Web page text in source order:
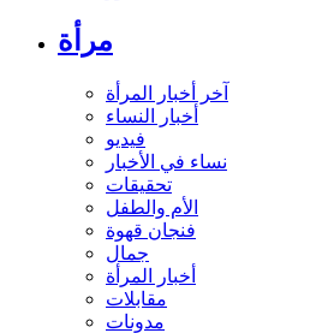
مرأة
آخر أخبار المرأة
أخبار النساء
فيديو
نساء في الأخبار
تحقيقات
الأم والطفل
فنجان قهوة
جمال
أخبار المرأة
مقابلات
مدونات